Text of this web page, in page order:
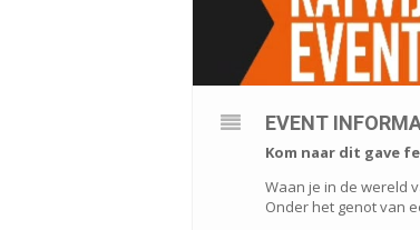
EVENT
Kom naar dit gave
Waan je in de wereld
Onder het genot van